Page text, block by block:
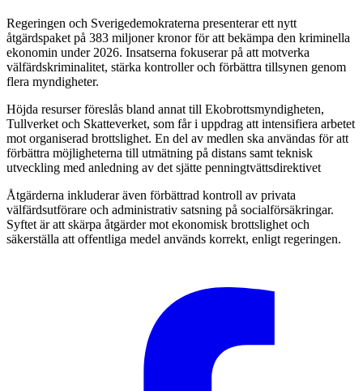
Regeringen och Sverigedemokraterna presenterar ett nytt
åtgärdspaket på 383 miljoner kronor för att bekämpa den kriminella
ekonomin under 2026. Insatserna fokuserar på att motverka
välfärdskriminalitet, stärka kontroller och förbättra tillsynen genom
flera myndigheter.
Höjda resurser föreslås bland annat till Ekobrottsmyndigheten,
Tullverket och Skatteverket, som får i uppdrag att intensifiera arbetet
mot organiserad brottslighet. En del av medlen ska användas för att
förbättra möjligheterna till utmätning på distans samt teknisk
utveckling med anledning av det sjätte penningtvättsdirektivet
Åtgärderna inkluderar även förbättrad kontroll av privata
välfärdsutförare och administrativ satsning på socialförsäkringar.
Syftet är att skärpa åtgärder mot ekonomisk brottslighet och
säkerställa att offentliga medel används korrekt, enligt regeringen.